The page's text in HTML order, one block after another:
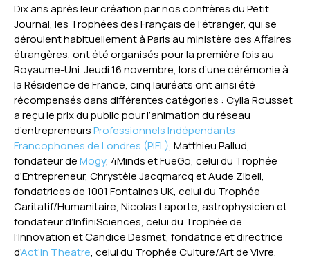
Dix ans après leur création par nos confrères du Petit
Journal, les Trophées des Français de l’étranger, qui se
déroulent habituellement à Paris au ministère des Affaires
étrangères, ont été organisés pour la première fois au
Royaume-Uni. Jeudi 16 novembre, lors d’une cérémonie à
la Résidence de France, cinq lauréats ont ainsi été
récompensés dans différentes catégories : Cylia Rousset
a reçu le prix du public pour l’animation du réseau
d’entrepreneursProfessionnels Indépendants
Francophones de Londres (PIFL), Matthieu Pallud,
fondateur deMogy, 4Minds et FueGo, celui du Trophée
d’Entrepreneur, Chrystèle Jacqmarcq et Aude Zibell,
fondatrices de 1001 Fontaines UK, celui du Trophée
Caritatif/Humanitaire, Nicolas Laporte, astrophysicien et
fondateur d’InfiniSciences, celui du Trophée de
l’Innovation et Candice Desmet, fondatrice et directrice
d’Act’in Theatre, celui du Trophée Culture/Art de Vivre.